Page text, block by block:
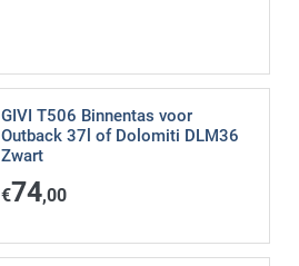
GIVI T506 Binnentas voor
Outback 37l of Dolomiti DLM36
Zwart
€74,00